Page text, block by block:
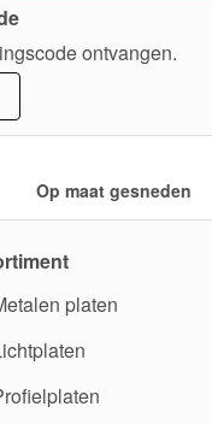
ontvangen.
Op maat gesneden
platen